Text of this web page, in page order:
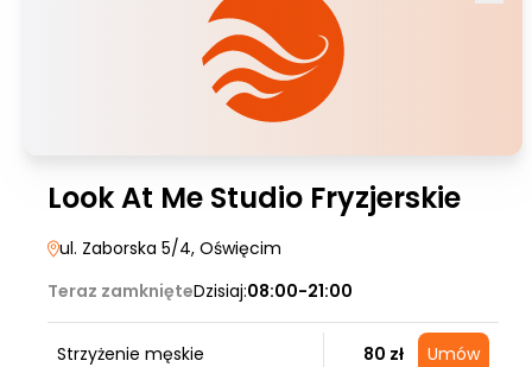
Look At Me Studio Fryzjerskie
ul. Zaborska 5/4, Oświęcim
Teraz zamknięteDzisiaj:08:00-21:00
Strzyżenie męskie 80 zł Umów